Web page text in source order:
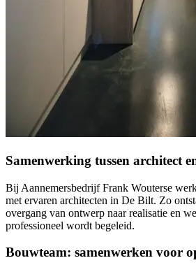
Samenwerking tussen architect
Bij Aannemersbedrijf Frank Wouterse
met ervaren architecten in De Bilt. Zo
overgang van ontwerp naar realisatie en
professioneel wordt begeleid.
Bouwteam: samenwerken voor